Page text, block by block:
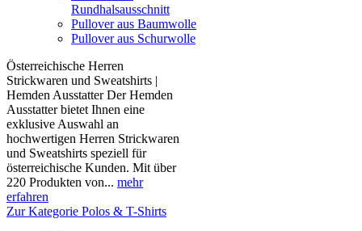
Rundhalsausschnitt
Pullover aus Baumwolle
Pullover aus Schurwolle
Österreichische Herren
Strickwaren und Sweatshirts |
Hemden Ausstatter Der Hemden
Ausstatter bietet Ihnen eine
exklusive Auswahl an
hochwertigen Herren Strickwaren
und Sweatshirts speziell für
österreichische Kunden. Mit über
220 Produkten von... mehr
erfahren
Zur Kategorie Polos & T-Shirts